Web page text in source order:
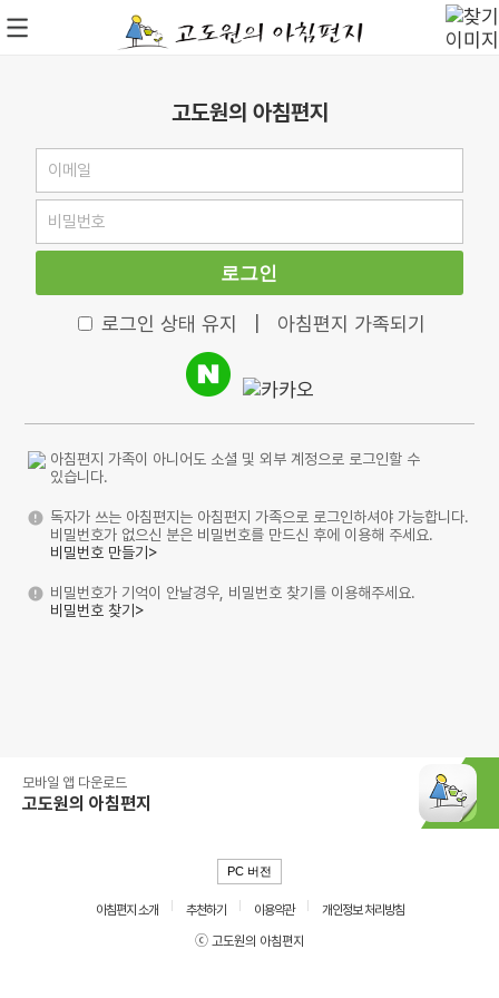
고도원의 아침편지
로그인
로그인 상태 유지 아침편지 가족되기
아침편지 가족이 아니어도 소셜 및 외부 계정으로 로그인할 수
있습니다.
독자가 쓰는 아침편지는 아침편지 가족으로 로그인하셔야 가능합니다.
비밀번호가 없으신 분은 비밀번호를 만드신 후에 이용해 주세요.
비밀번호 만들기>
비밀번호가 기억이 안날경우, 비밀번호 찾기를 이용해주세요.
비밀번호 찾기>
모바일 앱 다운로드
고도원의 아침편지
PC 버전
아침편지 소개 추천하기 이용약관
개인정보 처리방침
ⓒ 고도원의 아침편지